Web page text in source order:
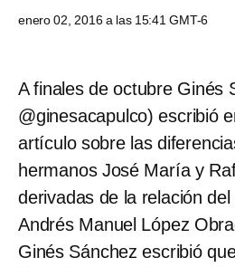
enero 02, 2016 a las 15:41 GMT-6
A finales de octubre Ginés
@ginesacapulco) escribió
artículo sobre las
hermanos José María y
derivadas de la relación
Andrés Manuel López
Ginés Sánchez escribió